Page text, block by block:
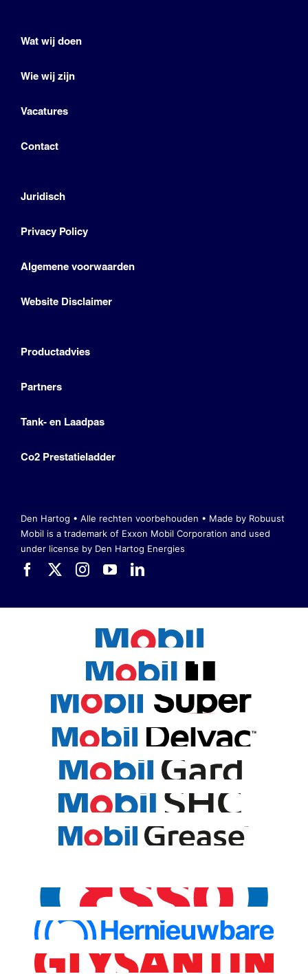
Wat wij doen
Wie wij zijn
Vacatures
Contact
Juridisch
Privacy Policy
Algemene voorwaarden
Website Disclaimer
Productadvies
Partners
Tank- en Laadpas
Co2 Prestatieladder
Den Hartog • Alle rechten voorbehouden • Made by Robuust
Mobil is a trademark of Exxon Mobil Corporation and used
under license by Den Hartog Energies